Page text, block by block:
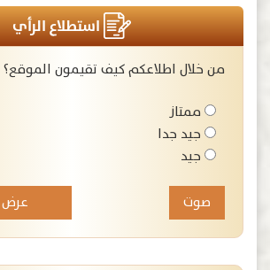
استطلاع الرأي
من خلال اطلاعكم كيف تقيمون الموقع؟
ممتاز
جيد جدا
جيد
عرض